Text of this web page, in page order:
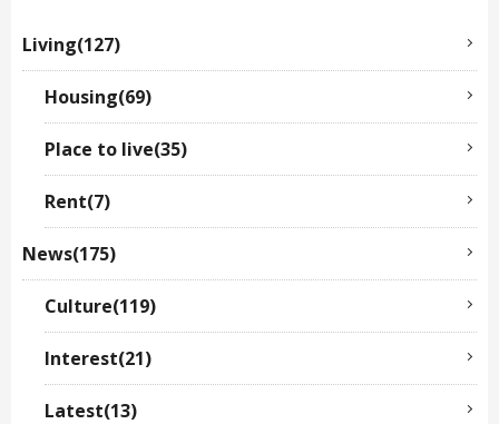
Living(127)
Housing(69)
Place to live(35)
Rent(7)
News(175)
Culture(119)
Interest(21)
Latest(13)